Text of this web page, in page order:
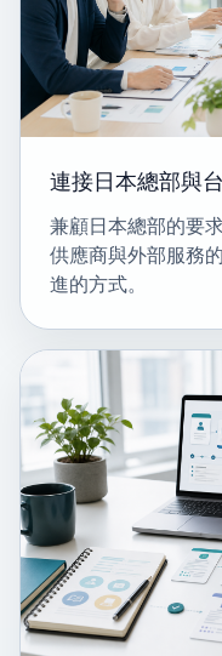
連接日本總部與
兼顧日本總部的要
供應商與外部服務
進的方式。